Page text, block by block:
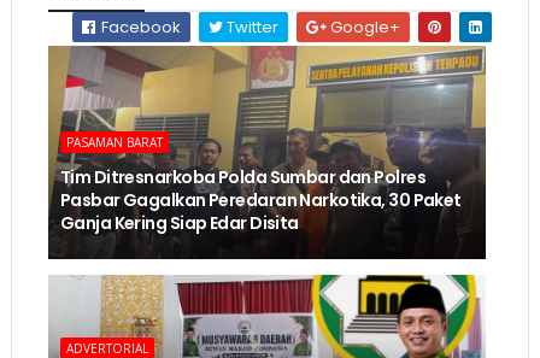
Facebook
Twitter Google+
PASAMAN BARAT
Tim Ditresnarkoba Polda Sumbar dan Polres
Pasbar Gagalkan Peredaran Narkotika, 30 Paket
Ganja Kering Siap Edar Disita
ADVERTORIAL